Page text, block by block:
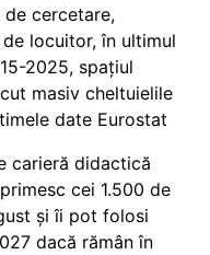
cercetare,
locuitor, în ultimul
2025, spațiul
masiv cheltuielile
date Eurostat
carieră didactică
cei 1.500 de
și îi pot folosi
dacă rămân în